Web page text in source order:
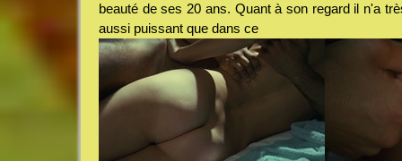
beauté de ses 20 ans. Quant à son regard il n'a
aussi puissant que dans ce